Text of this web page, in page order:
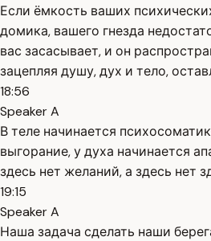
Если ёмкость ваших
домика, вашего гнезда
вас засасывает, и он
зацепляя душу, дух и тело,
18:56
Speaker A
В теле начинается
выгорание, у духа начинается
здесь нет желаний, а здесь нет
19:15
Speaker A
Наша задача сделать наши